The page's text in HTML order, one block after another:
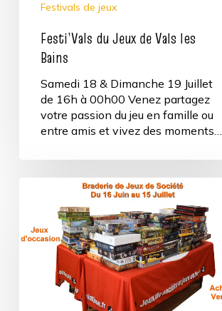
Festivals de jeux
Festi’Vals du Jeux de Vals les
Bains
Samedi 18 & Dimanche 19 Juillet
de 16h à 00h00 Venez partagez
votre passion du jeu en famille ou
entre amis et vivez des moments…
de